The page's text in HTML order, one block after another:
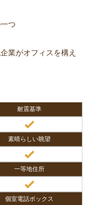
つ
業がオフィスを構え
耐震基準
素晴らしい眺望
一等地住所
個室電話ボックス